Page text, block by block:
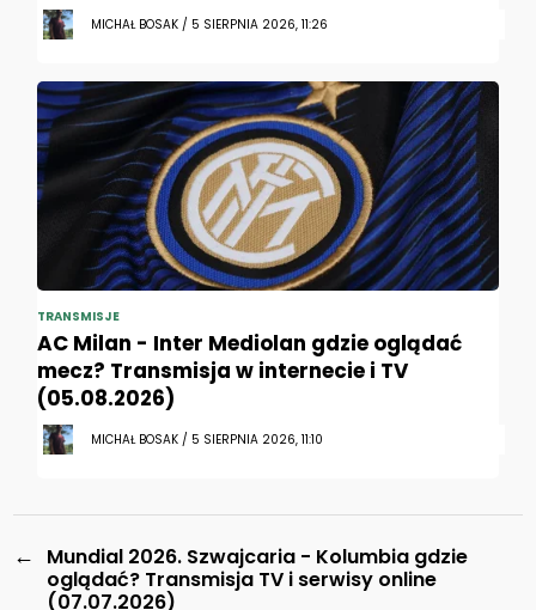
MICHAŁ BOSAK / 5 SIERPNIA 2026, 11:26
TRANSMISJE
AC Milan - Inter Mediolan gdzie oglądać
mecz? Transmisja w internecie i TV
(05.08.2026)
MICHAŁ BOSAK / 5 SIERPNIA 2026, 11:10
←
Mundial 2026. Szwajcaria - Kolumbia gdzie
oglądać? Transmisja TV i serwisy online
(07.07.2026)